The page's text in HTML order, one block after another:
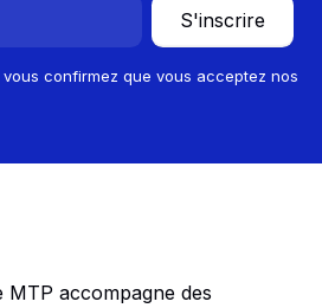
S'inscrire
confirmez que vous acceptez nos
MTP accompagne des